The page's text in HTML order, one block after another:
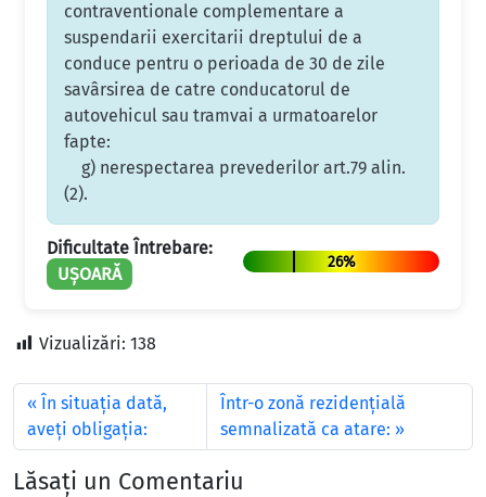
contraventionale complementare a
suspendarii exercitarii dreptului de a
conduce pentru o perioada de 30 de zile
savârsirea de catre conducatorul de
autovehicul sau tramvai a urmatoarelor
fapte:
g) nerespectarea prevederilor art.79 alin.
(2).
Dificultate Întrebare:
UȘOARĂ
26%
Vizualizări: 138
În situația dată,
aveți obligația:
Într-o zonă rezidenţială
semnalizată ca atare:
Lăsați un Comentariu